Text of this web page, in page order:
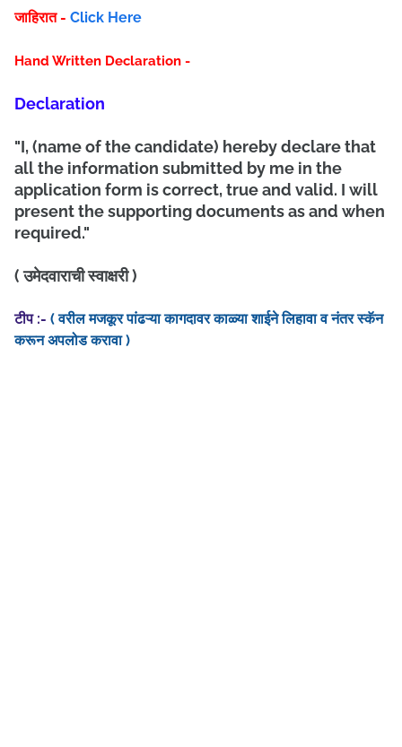
जाहिरात - Click Here
Hand Written Declaration -
Declaration
"I, (name of the candidate) hereby declare that
all the information submitted by me in the
application form is correct, true and valid. I will
present the supporting documents as and when
required."
( उमेदवाराची स्वाक्षरी )
टीप :- ( वरील मजकूर पांढऱ्या कागदावर काळ्या शाईने लिहावा व नंतर स्कॅन
करून अपलोड करावा )